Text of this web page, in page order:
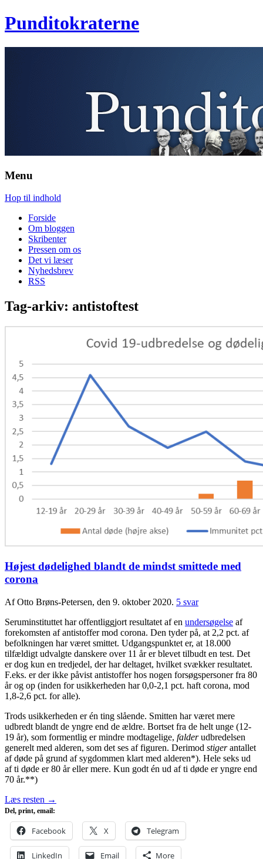
Punditokraterne
Menu
Hop til indhold
Forside
Om bloggen
Skribenter
Pressen om os
Det vi læser
Nyhedsbrev
RSS
Tag-arkiv: antistoftest
Højest dødelighed blandt de mindst smittede med
corona
Af Otto Brøns-Petersen, den 9. oktober 2020. 5 svar
Seruminstituttet har offentliggjort resultatet af en undersøgelse af
forekomsten af antistoffer mod corona. Den tyder på, at 2,2 pct. af
befolkningen har været smittet. Udgangspunktet er, at 18.000
tilfældigt udvalgte danskere over 11 år er blevet tilbudt en test. Det
er dog kun en tredjedel, der har deltaget, hvilket svækker resultatet.
F.eks. er der ikke påvist antistoffer hos nogen forsøgspersoner fra 80
år og op (inden for usikkerheden har 0,0-2,1 pct. haft corona, mod
1,8-2,6 pct. for alle).
Trods usikkerheden er én ting slående. Smitten har været mere
udbredt blandt de yngre end de ældre. Bortset fra de helt unge (12-
19 år), som formentlig er mindre modtagelige, falderudbredelsen
generelt med alderen, som det ses af figuren. Derimod stigerantallet
af døde på grund af sygdommen klart med alderen*). Hele seks ud
af ti døde er 80 år eller mere. Kun godt én ud af ti døde er yngre end
70 år.**)
Læs resten →
Del, print, email:
Facebook X Telegram
LinkedIn Email More